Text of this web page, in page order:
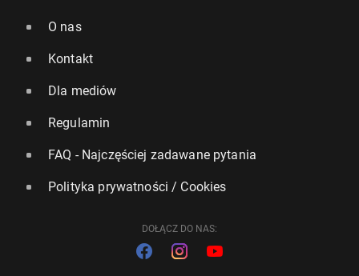
O nas
Kontakt
Dla mediów
Regulamin
FAQ - Najczęściej zadawane pytania
Polityka prywatności / Cookies
DOŁĄCZ DO NAS: